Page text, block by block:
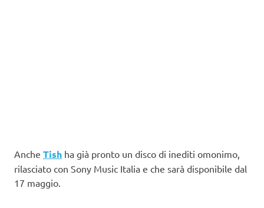
Anche Tish ha già pronto un disco di inediti omonimo,
rilasciato con Sony Music Italia e che sarà disponibile dal
17 maggio.